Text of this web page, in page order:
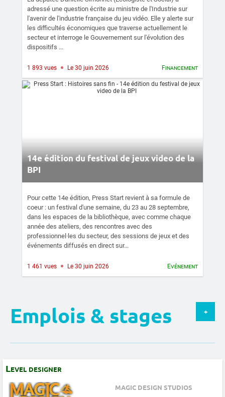
adressé une question écrite au ministre de l'Industrie sur
l'avenir de l'industrie française du jeu vidéo. Elle y alerte sur
les difficultés économiques que traverse actuellement le
secteur et interroge le Gouvernement sur l'évolution des
dispositifs ...
1 893 vues Le 30 juin 2026 Financement
14e édition du festival de jeux video de la
BPI
Pour cette 14e édition, Press Start revient à sa formule de
coeur : un festival d'une semaine, du 23 au 28 septembre,
dans les espaces de la bibliothèque, avec comme chaque
année des ateliers, des rencontres avec des
professionnel·les du secteur, des sessions de jeux et des
événements diffusés en direct sur...
1 461 vues Le 30 juin 2026 Evénement
+
Emplois & stages
Level designer
MAGIC DESIGN STUDIOS